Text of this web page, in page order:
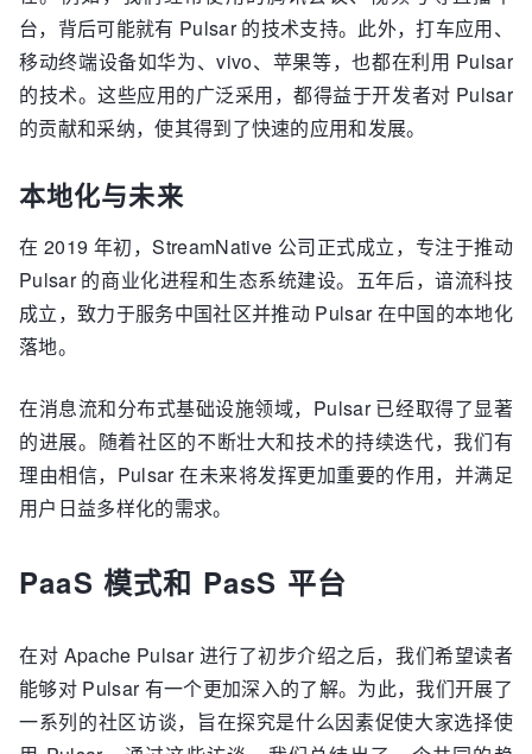
台，背后可能就有 Pulsar 的技术支持。此外，打车应用、
移动终端设备如华为、vivo、苹果等，也都在利用 Pulsar
的技术。这些应用的广泛采用，都得益于开发者对 Pulsar
的贡献和采纳，使其得到了快速的应用和发展。
本地化与未来
在 2019 年初，StreamNative 公司正式成立，专注于推动
Pulsar 的商业化进程和生态系统建设。五年后，谙流科技
成立，致力于服务中国社区并推动 Pulsar 在中国的本地化
落地。
在消息流和分布式基础设施领域，Pulsar 已经取得了显著
的进展。随着社区的不断壮大和技术的持续迭代，我们有
理由相信，Pulsar 在未来将发挥更加重要的作用，并满足
用户日益多样化的需求。
PaaS 模式和 PasS 平台
在对 Apache Pulsar 进行了初步介绍之后，我们希望读者
能够对 Pulsar 有一个更加深入的了解。为此，我们开展了
一系列的社区访谈，旨在探究是什么因素促使大家选择使